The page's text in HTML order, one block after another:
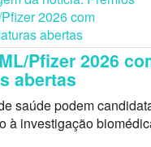
Pfizer 2026
abertas
saúde podem
à investigação